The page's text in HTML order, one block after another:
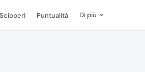
Scioperi Puntualità Di più